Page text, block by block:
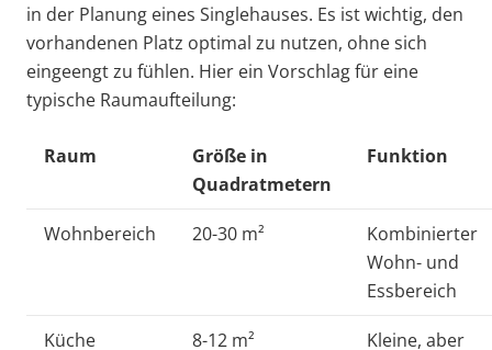
in der Planung eines Singlehauses. Es ist wichtig, den
vorhandenen Platz optimal zu nutzen, ohne sich
eingeengt zu fühlen. Hier ein Vorschlag für eine
typische Raumaufteilung:
Raum
Größe in
Quadratmetern
Funktion
Wohnbereich 20-30 m²
Kombinierter
Wohn- und
Essbereich
Küche 8-12 m²
Kleine, aber